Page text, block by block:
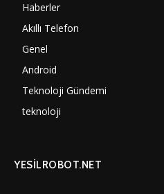
Haberler
Akıllı Telefon
Genel
Android
Teknoloji Gündemi
teknoloji
YESİLROBOT.NET